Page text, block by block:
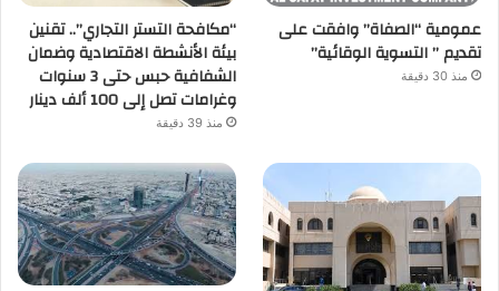
عمومية “الصفاة” وافقت على
تقديم ” التسوية الوقائية”
منذ 30 دقيقة
“مكافحة التستر التجاري”.. تقنين
بيئة الأنشطة الاقتصادية وضمان
الشفافية حبس حتى 3 سنوات
وغرامات تصل إلى 100 ألف دينار
منذ 39 دقيقة